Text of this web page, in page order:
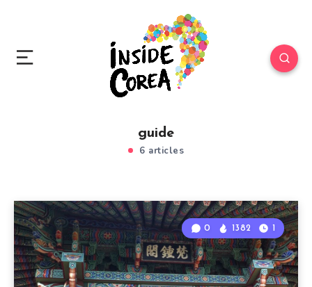
guide
6 articles
0 1382 1